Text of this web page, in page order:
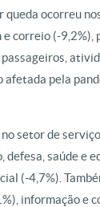
queda ocorreu
e correio (-9,2%),
pela
setor de
defesa, saúde e
(-4,7%).
informação e